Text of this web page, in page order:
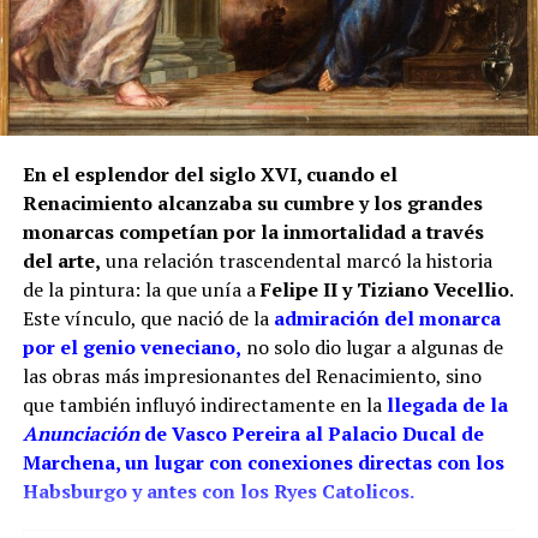
Juan de los Ríos Vallejo incluyó entre sus méritos
profesionales la reja del coro de San Juan de
Marchena, afirmando que en ella había contado con
la ayuda de su padre. También se atribuía una reja
para la capilla mayor de la misma iglesia
Casa Grande de San Francisco de Sevilla.
Por tanto, más que buscar una sola mano, resulta
más correcto hablar del taller de los Ríos. Cristóbal
habría transmitido el oficio a sus hijos, mientras
Juan fue adquiriendo progresivamente mayor
responsabilidad artística. La reja del coro pudo ser
una obra de juventud realizada bajo la dirección o
con la colaboración paterna. Los documentos
conservan las dos perspectivas: las cuentas
parroquiales relacionan el encargo con Cristóbal y
los pagos finales con sus herederos; el expediente
En el esplendor del siglo XVI, cuando el
Renacimiento alcanzaba su cumbre y los grandes
monarcas competían por la inmortalidad a través
del arte, una relación trascendental marcó la historia
de la pintura: la que unía aFelipe II y Tiziano Vecellio.
Este vínculo, que nació de la admiración del monarca
por el genio veneciano, no solo dio lugar a algunas de
las obras más impresionantes del Renacimiento, sino
que también influyó indirectamente en lallegada de la
Anunciaciónde Vasco Pereira al Palacio Ducal de
Marchena, un lugar con conexiones directas con los
Habsburgo y antes con los Ryes Catolicos.